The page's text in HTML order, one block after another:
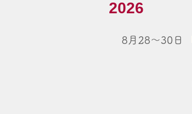
​2026
8月28～30日